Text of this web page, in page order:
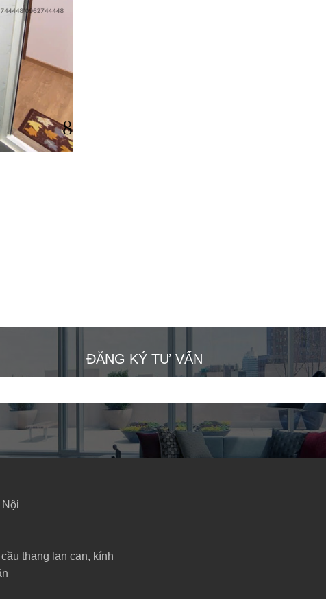
ĐĂNG KÝ TƯ VẤN
thang lan can, kính